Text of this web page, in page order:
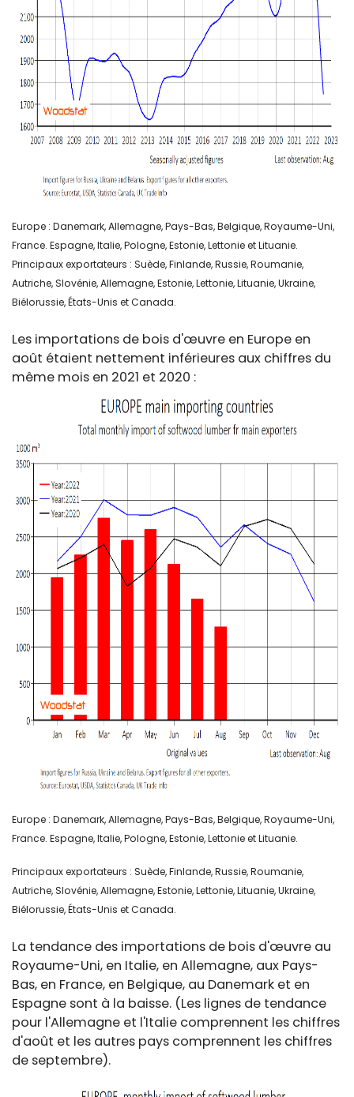
Europe : Danemark, Allemagne, Pays-Bas, Belgique, Royaume-Uni,
France. Espagne, Italie, Pologne, Estonie, Lettonie et Lituanie.
Principaux exportateurs : Suède, Finlande, Russie, Roumanie,
Autriche, Slovénie, Allemagne, Estonie, Lettonie, Lituanie, Ukraine,
Biélorussie, États-Unis et Canada.
Les importations de bois d'œuvre en Europe en
août étaient nettement inférieures aux chiffres du
même mois en 2021 et 2020 :
Europe : Danemark, Allemagne, Pays-Bas, Belgique, Royaume-Uni,
France. Espagne, Italie, Pologne, Estonie, Lettonie et Lituanie.
Principaux exportateurs : Suède, Finlande, Russie, Roumanie,
Autriche, Slovénie, Allemagne, Estonie, Lettonie, Lituanie, Ukraine,
Biélorussie, États-Unis et Canada.
La tendance des importations de bois d'œuvre au
Royaume-Uni, en Italie, en Allemagne, aux Pays-
Bas, en France, en Belgique, au Danemark et en
Espagne sont à la baisse. (Les lignes de tendance
pour l'Allemagne et l'Italie comprennent les chiffres
d'août et les autres pays comprennent les chiffres
de septembre).